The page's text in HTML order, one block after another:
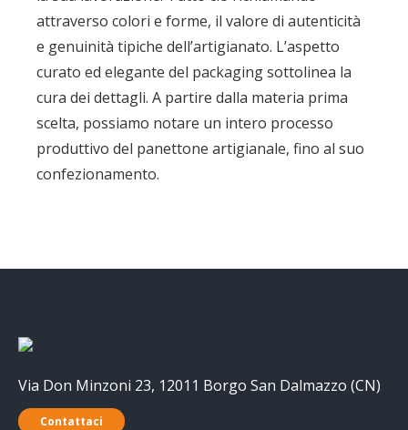
attraverso colori e forme, il valore di autenticità
e genuinità tipiche dell’artigianato. L’aspetto
curato ed elegante del packaging sottolinea la
cura dei dettagli. A partire dalla materia prima
scelta, possiamo notare un intero processo
produttivo del panettone artigianale, fino al suo
confezionamento.
Via Don Minzoni 23, 12011 Borgo San Dalmazzo (CN)
Contattaci